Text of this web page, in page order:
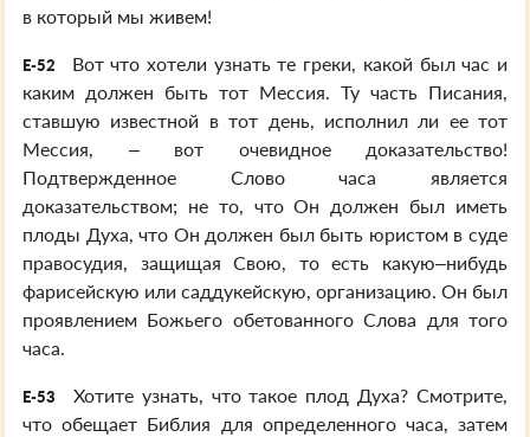
в который мы живем!
E-52
Вот что хотели узнать те греки, какой был час и
каким должен быть тот Мессия. Ту часть Писания,
ставшую известной в тот день, исполнил ли ее тот
Мессия, – вот очевидное доказательство!
Подтвержденное Слово часа является
доказательством; не то, что Он должен был иметь
плоды Духа, что Он должен был быть юристом в суде
правосудия, защищая Свою, то есть какую–нибудь
фарисейскую или саддукейскую, организацию. Он был
проявлением Божьего обетованного Слова для того
часа.
E-53
Хотите узнать, что такое плод Духа? Смотрите,
что обещает Библия для определенного часа, затем